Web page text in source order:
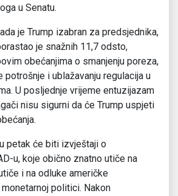
u Senatu.
je Trump izabran za predsjednika,
je snažnih 11,7 odsto,
obećanjima o smanjenju poreza,
potrošnje i ublažavanju regulacija u
U posljednje vrijeme entuzijazam
nisu sigurni da će Trump uspjeti
petak će biti izvještaji o
u, koje obično znatno utiče na
i na odluke američke
politici. Nakon